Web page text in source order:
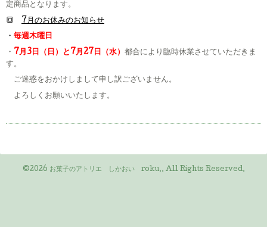
定商品となります。
🔳
7月のお休みのお知らせ
・ 毎週木曜日
・ 7月3日（日）と7月27日（水） 都合により臨時休業させていただきま
す。
ご迷惑をおかけしまして申し訳ございません。
よろしくお願いいたします。
©2026 お菓子のアトリエ しかおい roku.. All Rights Reserved.